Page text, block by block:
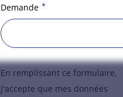
Demande *
En remplissant ce formulaire,
j'accepte que mes données